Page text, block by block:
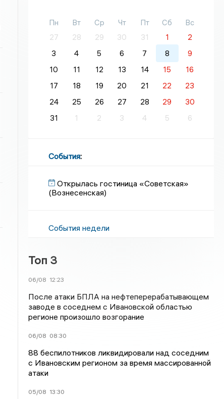
Пн Вт Ср Чт Пт Сб
Вс
27
28 29 30 31 1
2
3
4 5 6 7 8
9
10
11 12 13 14 15
16
17
18 19 20 21 22
23
24
25 26 27 28 29
30
31
1 2 3 4 5 6
События:
Открылась гостиница «Советская»
(Вознесенская)
События недели
Топ 3
06/08 12:23
После атаки БПЛА на нефтеперерабатывающем
заводе в соседнем с Ивановской областью
регионе произошло возгорание
06/08 08:30
88 беспилотников ликвидировали над соседним
с Ивановским регионом за время массированной
атаки
05/08 13:30